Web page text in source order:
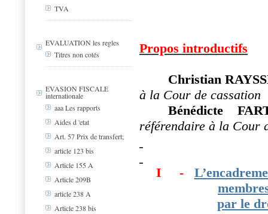
TVA
EVALUATION les regles
Titres non cotés
EVASION FISCALE
internationale
aaa Les rapports
Aides d 'etat
Art. 57 Prix de transfert;
article 123 bis
Article 155 A
Article 209B
article 238 A
Article 238 bis
Propos introductifs
Christian
à la Cour de cassation
Bénédicte
référendaire à la Cour
I -
par le